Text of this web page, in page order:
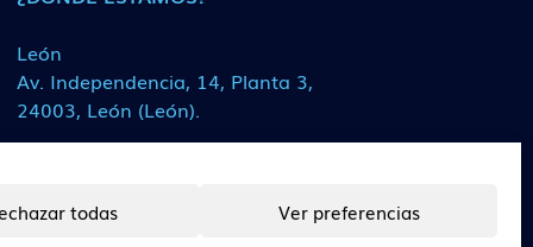
todas Ver preferencias
León
Av. Independencia, 14, Planta 3,
24003, León (León).
CONTACTO